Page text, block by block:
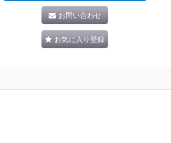
お問い合わせ
お気に入り登録